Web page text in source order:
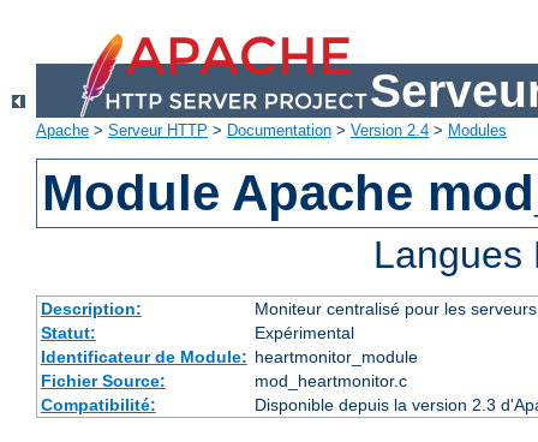
Apache > Serveur HTTP > Documentation > Version 2.4 > Modules
Module Apache
Description:
Moniteur centralisé pour les
Statut:
Expérimental
Identificateur de Module: heartmonitor_module
Fichier Source:
mod_heartmonitor.c
Compatibilité:
Disponible depuis la version 2.3